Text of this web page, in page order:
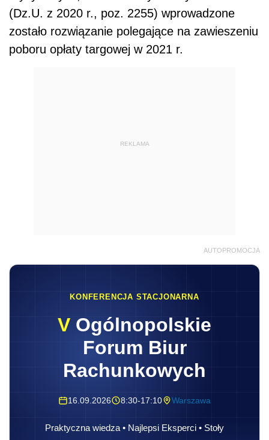
(Dz.U. z 2020 r., poz. 2255) wprowadzone
zostało rozwiązanie polegające na zawieszeniu
poboru opłaty targowej w 2021 r.
REKLAMA
AUTOPROMOCJA
KONFERENCJA STACJONARNA
V Ogólnopolskie
Forum Biur
Rachunkowych
16.09.2026 8:30-17:10 Warszawa
Praktyczna wiedza • Najlepsi Eksperci • Stoły